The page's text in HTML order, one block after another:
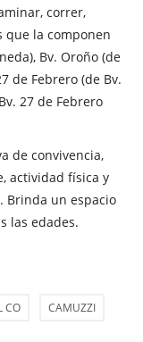
correr,
que la componen
Bv. Oroño (de
de Febrero (de Bv.
27 de Febrero
de convivencia,
actividad física y
Brinda un espacio
las edades.
CO CAMUZZI